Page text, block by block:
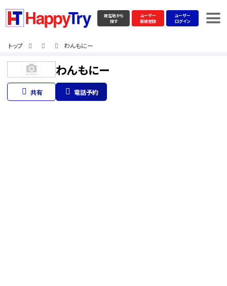
現在地から
探す
ユーザー
新規登録
ユーザー
ログイン
トップ わんもにー
わんもにー
共有 電話予約